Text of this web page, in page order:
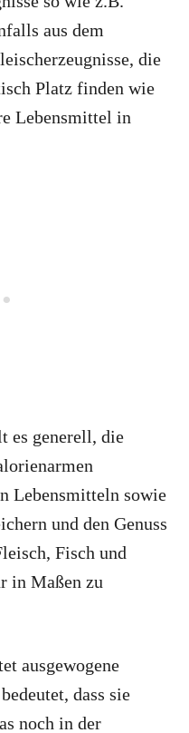
aus dem
die
Platz finden wie
Lebensmittel in
es generell, die
Lebensmitteln sowie
und den Genuss
Fisch und
in Maßen zu
ausgewogene
dass sie
noch in der